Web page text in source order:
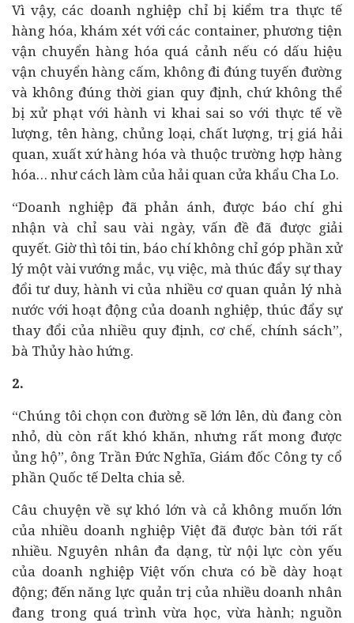
Vì vậy, các doanh nghiệp chỉ bị kiểm tra thực tế
hàng hóa, khám xét với các container, phương tiện
vận chuyển hàng hóa quá cảnh nếu có dấu hiệu
vận chuyển hàng cấm, không đi đúng tuyến đường
và không đúng thời gian quy định, chứ không thể
bị xử phạt với hành vi khai sai so với thực tế về
lượng, tên hàng, chủng loại, chất lượng, trị giá hải
quan, xuất xứ hàng hóa và thuộc trường hợp hàng
hóa… như cách làm của hải quan cửa khẩu Cha Lo.
“Doanh nghiệp đã phản ánh, được báo chí ghi
nhận và chỉ sau vài ngày, vấn đề đã được giải
quyết. Giờ thì tôi tin, báo chí không chỉ góp phần xử
lý một vài vướng mắc, vụ việc, mà thúc đẩy sự thay
đổi tư duy, hành vi của nhiều cơ quan quản lý nhà
nước với hoạt động của doanh nghiệp, thúc đẩy sự
thay đổi của nhiều quy định, cơ chế, chính sách”,
bà Thủy hào hứng.
2.
“Chúng tôi chọn con đường sẽ lớn lên, dù đang còn
nhỏ, dù còn rất khó khăn, nhưng rất mong được
ủng hộ”, ông Trần Đức Nghĩa, Giám đốc Công ty cổ
phần Quốc tế Delta chia sẻ.
Câu chuyện về sự khó lớn và cả không muốn lớn
của nhiều doanh nghiệp Việt đã được bàn tới rất
nhiều. Nguyên nhân đa dạng, từ nội lực còn yếu
của doanh nghiệp Việt vốn chưa có bề dày hoạt
động; đến năng lực quản trị của nhiều doanh nhân
đang trong quá trình vừa học, vừa hành; nguồn